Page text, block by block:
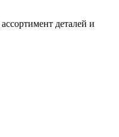
деталей и